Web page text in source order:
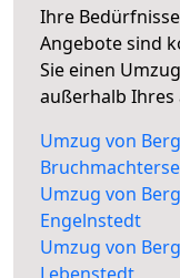
Ihre
Angebote sind
Sie einen
außerhalb Ihres
Umzug von
Umzug von
Engelnstedt
Umzug von